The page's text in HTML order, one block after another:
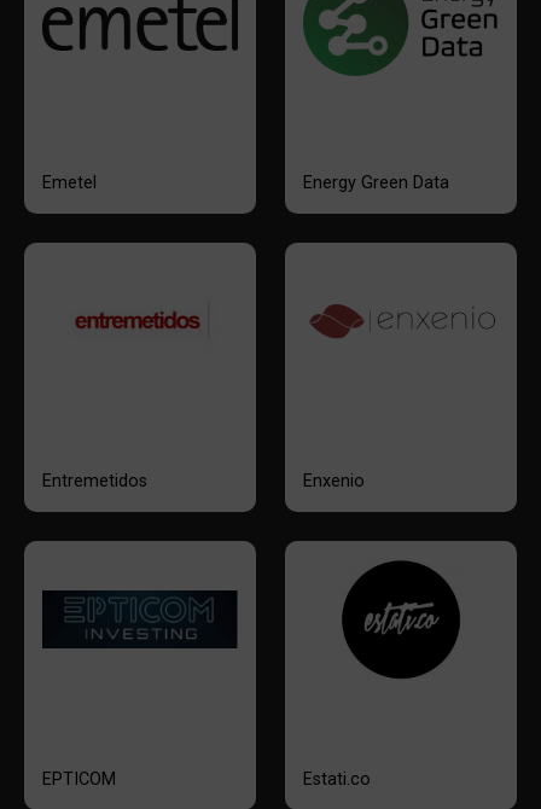
Emetel Energy Green Data
Entremetidos Enxenio
EPTICOM Estati.co